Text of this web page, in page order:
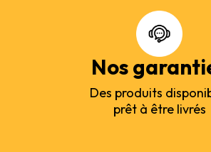
Nos
Des produits
prêt à être livrés